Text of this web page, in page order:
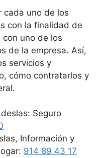
cada uno de los
con la finalidad de
uno de los
de la empresa. Así,
servicios y
cómo contratarlos y
Seguro
Información y
914 89 43 17